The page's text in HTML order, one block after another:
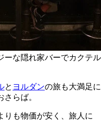
ーな隠れ家バーでカクテル
と ヨルダンの旅も大満足に
らば。
りも物価が安く、旅人に